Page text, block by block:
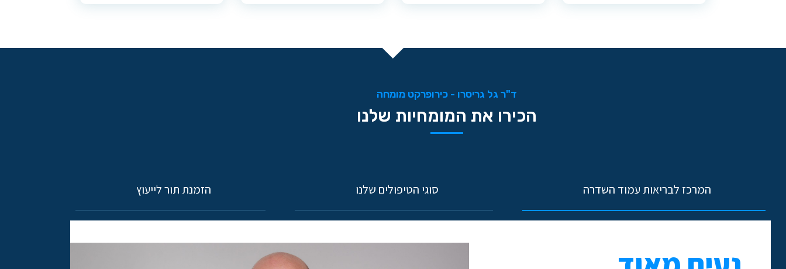
ד"ר גל גריסרו - כירופרקט מומחה
הכירו את המומחיות שלנו
המרכז לבריאות עמוד השדרה סוגי הטיפולים שלנו הזמנת תור לייעוץ